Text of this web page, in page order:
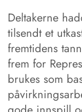
Deltakerne
tilsendt et
fremtidens
frem for
brukes som